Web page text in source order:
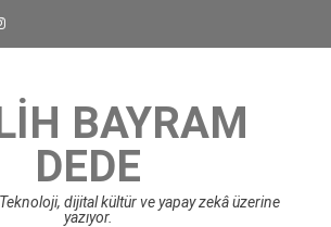
BAYRAM
DEDE
dijital kültür ve yapay zekâ üzerine
yazıyor.